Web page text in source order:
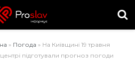
» Погода » На Київщині 19 травня
підготували прогноз погоди